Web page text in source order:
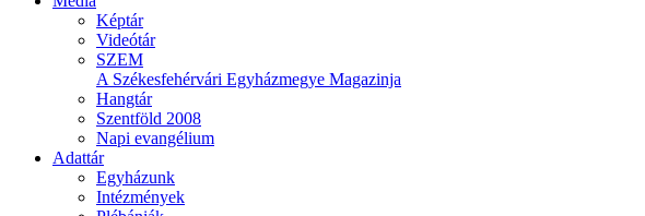
Képtár
Videótár
SZEM
A Székesfehérvári Egyházmegye Magazinja
Hangtár
Szentföld 2008
Napi evangélium
Adattár
Egyházunk
Intézmények